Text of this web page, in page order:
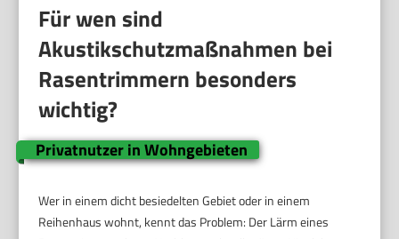
Für wen sind
Akustikschutzmaßnahmen bei
Rasentrimmern besonders
wichtig?
Privatnutzer in Wohngebieten
Wer in einem dicht besiedelten Gebiet oder in einem
Reihenhaus wohnt, kennt das Problem: Der Lärm eines